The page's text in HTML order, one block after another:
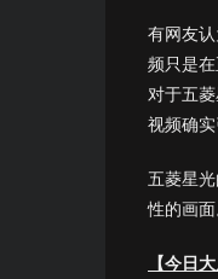
有网友
频只是在
对于五
视频确实
五菱星
性的画
【今日大